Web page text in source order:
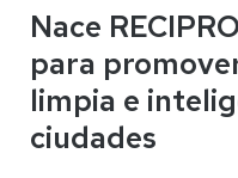
Nace
para
limpia e
ciudades